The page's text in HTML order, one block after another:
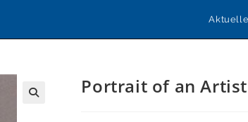
Portrait of an Artist